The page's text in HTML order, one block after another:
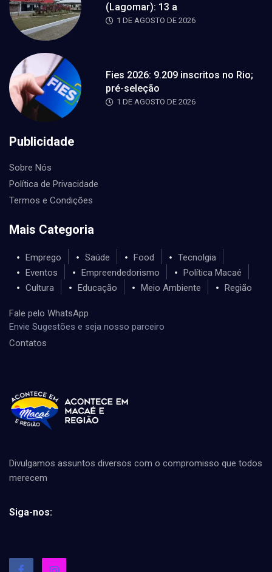
(Lagomar): 13 a
1 DE AGOSTO DE 2026
Fies 2026: 9.209 inscritos no Rio;
pré-seleção
1 DE AGOSTO DE 2026
Publicidade
Sobre Nós
Política de Privacidade
Termos e Condições
Mais Categoria
Emprego Saúde Food
Tecnolgia
Eventos
Empreendedorismo
Política Macaé
Cultura
Educação Meio Ambiente Região
Fale pelo WhatsApp
Envie Sugestões e seja nosso parceiro
Contatos
Divulgamos assuntos diversos com o compromisso que todos
merecem
Siga-nos: